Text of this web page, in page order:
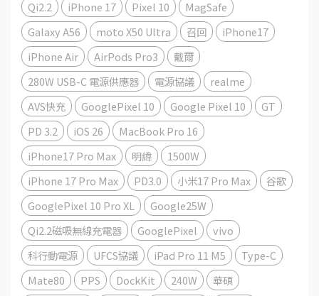
Qi2.2 iPhone 17 Pixel 10
MagSafe
Galaxy A56
moto X50 Ultra 召回
iPhone17
iPhone Air
AirPods Pro3
戴爾
280W USB-C 電源供應器
電源協議
realme
AVS快充
GooglePixel 10 Google Pixel 10
GT
PD 3.2
iOS 26
MacBook Pro 16
iPhone17 Pro Max
明緯
1500W
iPhone 17 Pro Max
PD3.0 小米17 Pro Max
谷歌
GooglePixel 10 Pro XL
Google25W
Qi2.2磁吸無線充電器
GooglePixel
vivo
科行動電源
UFCS協議 iPad Pro 11 M5
Type-C
Mate80
PPS DockKit 240W
華碩